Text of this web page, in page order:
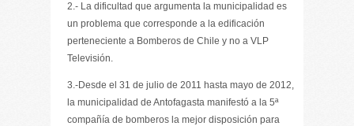
2.- La dificultad que argumenta la municipalidad es
un problema que corresponde a la edificación
perteneciente a Bomberos de Chile y no a VLP
Televisión.
3.-Desde el 31 de julio de 2011 hasta mayo de 2012,
la municipalidad de Antofagasta manifestó a la 5ª
compañía de bomberos la mejor disposición para